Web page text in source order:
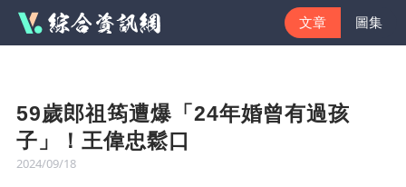
文章 圖集
59歲郎祖筠遭爆「24年婚曾有過孩
子」！王偉忠鬆口
2024/09/18